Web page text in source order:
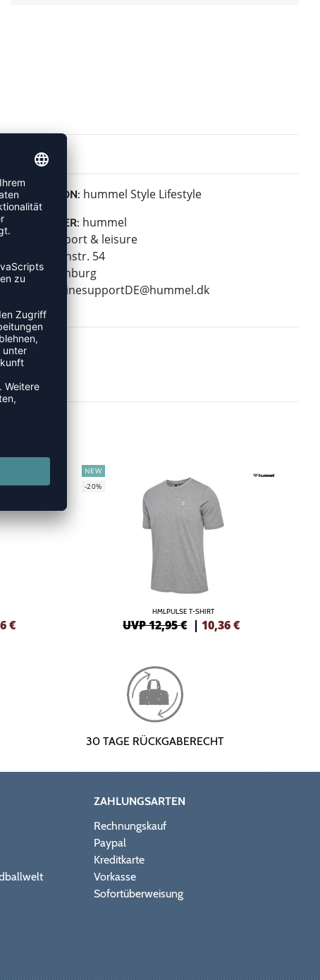
KOLLEKTION: hummel Style Lifestyle
HERSTELLER: hummel
hummel sport & leisure
Leverkusenstr. 54
22761 Hamburg
onlinesupportDE@hummel.dk
€
NEW
-20%
HMLPULSE T-SHIRT
UVP 12,95 € |10,36€
30 TAGE RÜCKGABERECHT
ZAHLUNGSARTEN
Rechnungskauf
Paypal
Kreditkarte
Vorkasse
Sofortüberweisung